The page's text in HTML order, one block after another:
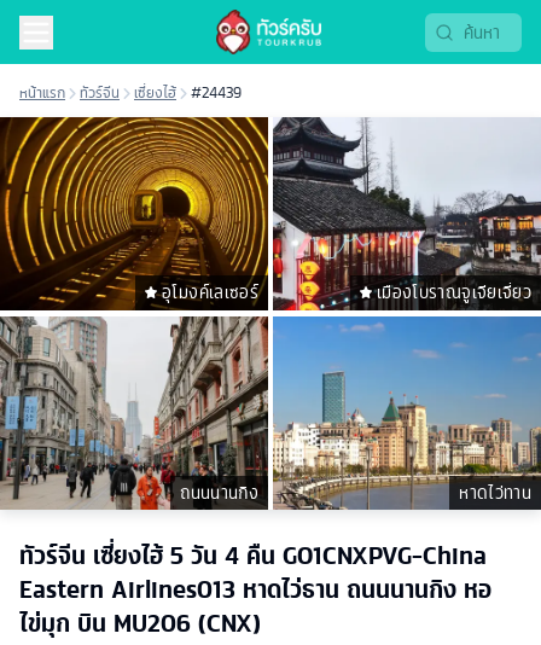
หน้าแรก ทัวร์จีน เซี่ยงไฮ้ #24439
อุโมงค์เลเซอร์ เมืองโบราณจูเจียเจี่ยว
ถนนนานกิง หาดไว่ทาน
ทัวร์จีน เซี่ยงไฮ้ 5 วัน 4 คืน GO1CNXPVG-China
Eastern Airlines013 หาดไว่ธาน ถนนนานกิง หอ
ไข่มุก บิน MU206 (CNX)